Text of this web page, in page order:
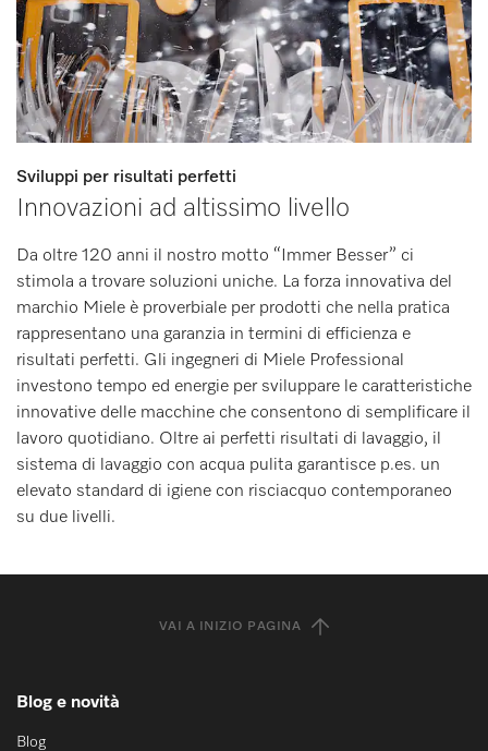
Sviluppi per risultati perfetti
Innovazioni ad altissimo livello
Da oltre 120 anni il nostro motto “Immer Besser” ci
stimola a trovare soluzioni uniche. La forza innovativa del
marchio Miele è proverbiale per prodotti che nella pratica
rappresentano una garanzia in termini di efficienza e
risultati perfetti. Gli ingegneri di Miele Professional
investono tempo ed energie per sviluppare le caratteristiche
innovative delle macchine che consentono di semplificare il
lavoro quotidiano. Oltre ai perfetti risultati di lavaggio, il
sistema di lavaggio con acqua pulita garantisce p.es. un
elevato standard di igiene con risciacquo contemporaneo
su due livelli.
VAI A INIZIO PAGINA
Blog e novità
Blog